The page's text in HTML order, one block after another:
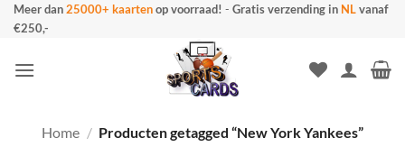
Ga
naar
Meer dan25000+ kaartenop voorraad! - Gratis verzending in NLvanaf
€250,-
Home / Producten getagged “New York Yankees”